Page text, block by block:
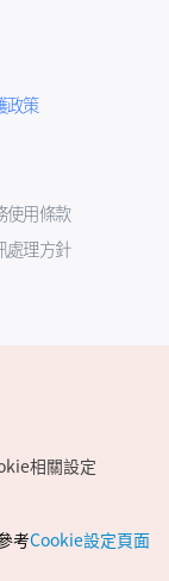
政策
使用條款
處理方針
相關設定
考Cookie設定頁面